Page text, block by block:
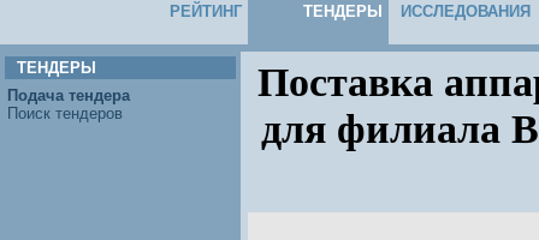
РЕЙТИНГ ТЕНДЕРЫ ИССЛЕДОВАНИЯ
ТЕНДЕРЫ
Подача тендера
Поиск тендеров
Поставка
для филиала